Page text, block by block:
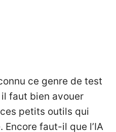
ce genre de test
il faut bien avouer
ces petits outils qui
faut-il que l’IA